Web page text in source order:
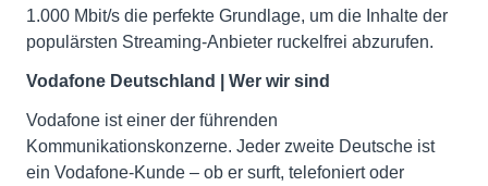
1.000 Mbit/s die perfekte Grundlage, um die Inhalte der
populärsten Streaming-Anbieter ruckelfrei abzurufen.
Vodafone Deutschland | Wer wir sind
Vodafone ist einer der führenden
Kommunikationskonzerne. Jeder zweite Deutsche ist
ein Vodafone-Kunde – ob er surft, telefoniert oder